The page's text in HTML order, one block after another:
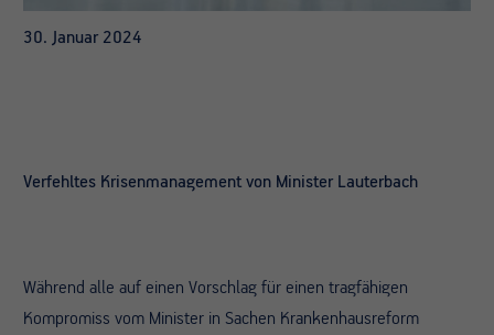
30. Januar 2024
Verfehltes Krisenmanagement von Minister Lauterbach
Während alle auf einen Vorschlag für einen tragfähigen
Kompromiss vom Minister in Sachen Krankenhausreform